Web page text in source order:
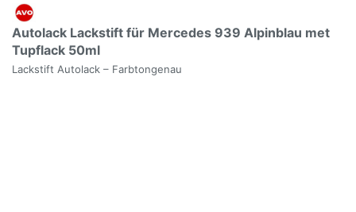
Autolack Lackstift für Mercedes 939 Alpinblau met
Tupflack 50ml
Lackstift Autolack – Farbtongenau